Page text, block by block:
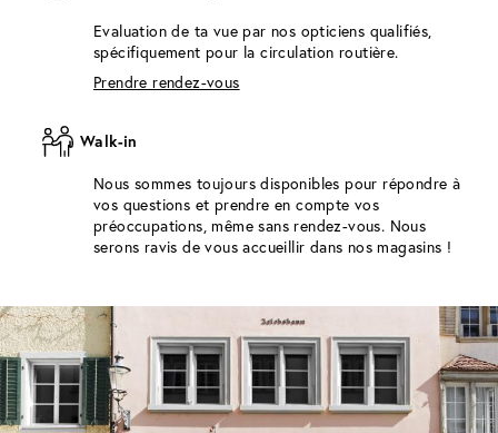
Evaluation de ta vue par nos opticiens qualifiés,
spécifiquement pour la circulation routière.
Prendre rendez-vous
Walk-in
Nous sommes toujours disponibles pour répondre à
vos questions et prendre en compte vos
préoccupations, même sans rendez-vous. Nous
serons ravis de vous accueillir dans nos magasins !